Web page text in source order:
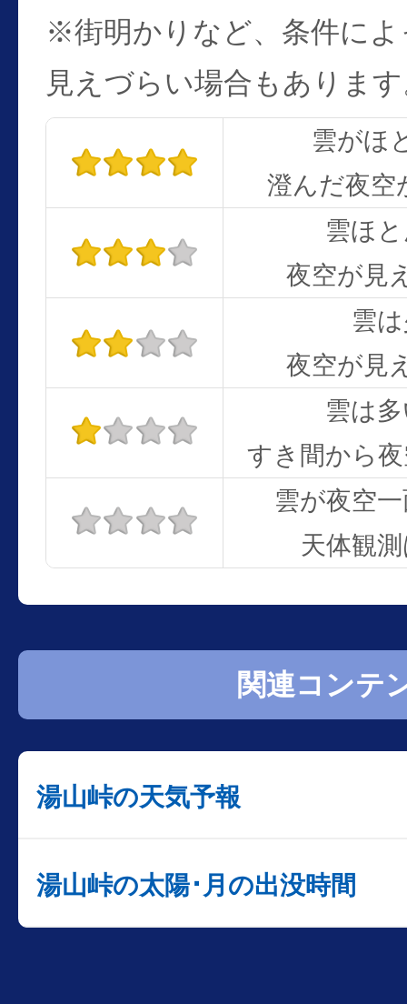
※街明かりなど、条件に
見えづらい場合もありま
雲がほ
澄んだ夜空
雲ほ
夜空が見
雲
夜空が見
雲は
すき間から
雲が夜空
天体観
関連コンテ
湯山峠の天気予報
湯山峠の太陽･月の出没時間